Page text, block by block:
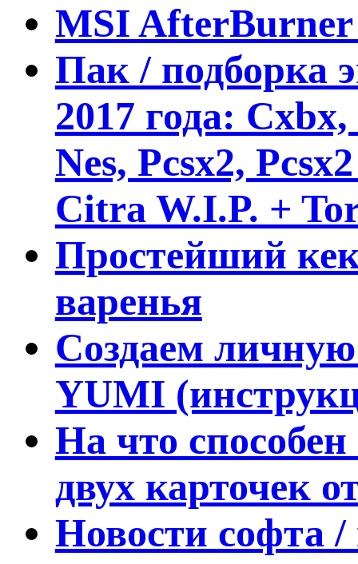
MSI
Пак / подборка
2017 года:
Nes, Pcsx2,
Citra W.I.P. +
Простейший
варенья
Создаем
YUMI
На что
двух карточек
Новости софта